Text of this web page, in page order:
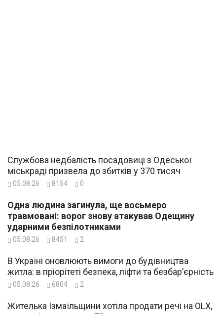
Службова недбалість посадовиці з Одеської
міськраді призвела до збитків у 370 тисяч
05.08.26 8154 0
Одна людина загинула, ще восьмеро
травмовані: ворог знову атакував Одещину
ударними безпілотниками
05.08.26 8451 2
В Україні оновлюють вимоги до будівництва
житла: в пріорітеті безпека, ліфти та безбар’єрність
05.08.26 6804 2
Жителька Ізмаїльщини хотіла продати речі на OLX,